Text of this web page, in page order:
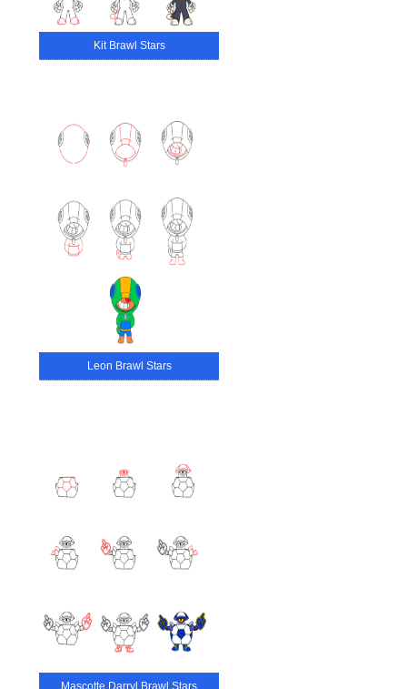
Kit Brawl Stars
Leon Brawl Stars
Mascotte Darryl Brawl Stars